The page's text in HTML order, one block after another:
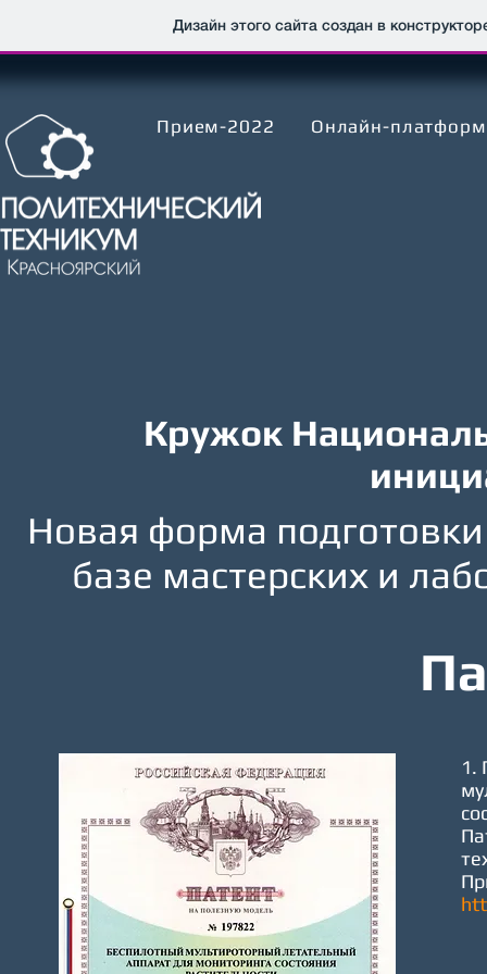
Дизайн этого сайта создан в
Прием-2022 Онлайн-
Кружок
Новая форма
базе мастерских и
1.